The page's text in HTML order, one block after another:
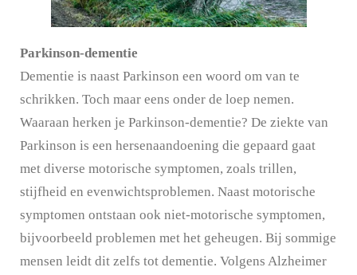
Parkinson-dementie
Dementie is naast Parkinson een woord om van te
schrikken. Toch maar eens onder de loep nemen.
Waaraan herken je Parkinson-dementie? De ziekte van
Parkinson is een hersenaandoening die gepaard gaat
met diverse motorische symptomen, zoals trillen,
stijfheid en evenwichtsproblemen. Naast motorische
symptomen ontstaan ook niet-motorische symptomen,
bijvoorbeeld problemen met het geheugen. Bij sommige
mensen leidt dit zelfs tot dementie. Volgens Alzheimer